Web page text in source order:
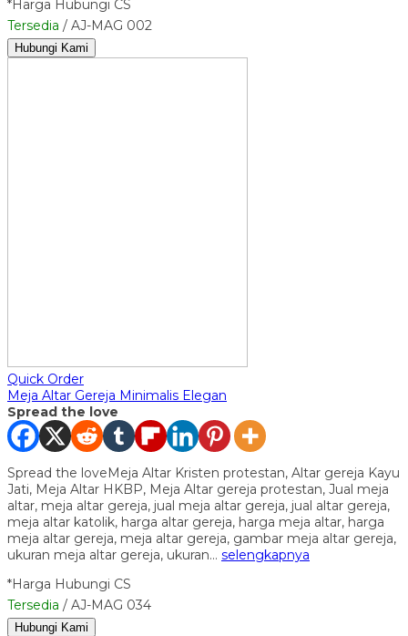
*Harga Hubungi CS
Tersedia / AJ-MAG 002
Hubungi Kami
Quick Order
Meja Altar Gereja Minimalis Elegan
Spread the love
Spread the loveMeja Altar Kristen protestan, Altar gereja Kayu
Jati, Meja Altar HKBP, Meja Altar gereja protestan, Jual meja
altar, meja altar gereja, jual meja altar gereja, jual altar gereja,
meja altar katolik, harga altar gereja, harga meja altar, harga
meja altar gereja, meja altar gereja, gambar meja altar gereja,
ukuran meja altar gereja, ukuran… selengkapnya
*Harga Hubungi CS
Tersedia / AJ-MAG 034
Hubungi Kami